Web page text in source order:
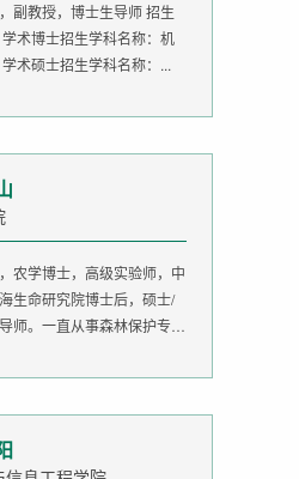
副教授，博士生导师 招生
术硕士招生学科名称：...
农学博士，高级实验师，中
生命研究院博士后，硕士/
师。一直从事森林保护专业